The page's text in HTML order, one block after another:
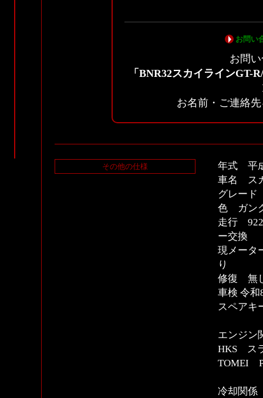
お問い
お問
「BNR32スカイラインGT-
お名前・ご連絡
その他の仕様
年式 平
車名 ス
グレー
色 ガン
走行
ー交換
現メータ
り
修復 無
車検 令和
スペアキ
エンジン
HKS ス
TOMEI
冷却関係